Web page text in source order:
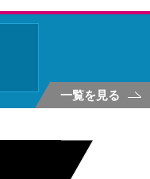
一覧を見る